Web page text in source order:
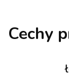
Cechy